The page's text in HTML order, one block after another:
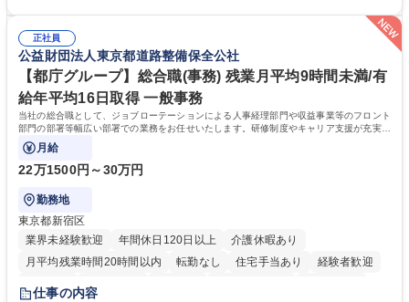
常に改善を目指す風土のため、安心して業務に取り組んでいただけます。
募集職種 【大阪・京都・滋賀】営業事務 ※未経験可
により、キーエンスの付加価値向上に貢献します。ベースの定型業務に加
えて、お客様や社員の状況に合わせ、能動的なサポート、改善の動きも期
待され。組織を支えるスペシャリストとして、チームに貢献し、結果的に
社員から頼られる存在になることができます。平均19:30の退勤以降の業
務の持ち帰りも禁止されており、メリハリのある働き方となります。 学
歴・資格 学歴：大学院 大学 高専 短大 語学力： 資格：
正社員
公益財団法人東京都道路整備保全公社
【都庁グループ】総合職(事務) 残業月平均9時間未満/有
給年平均16日取得 一般事務
当社の総合職として、ジョブローテーションによる人事経理部門や収益事業等のフロント
部門の部署等幅広い部署での業務をお任せいたします。研修制度やキャリア支援が充実し
ております！ ※下記業務詳細
月給
22万1500円～30万円
勤務地
東京都新宿区
業界未経験歓迎
年間休日120日以上
介護休暇あり
月平均残業時間20時間以内
転勤なし 住宅手当あり
経験者歓迎
研修あり
退職金あり
仕事の内容